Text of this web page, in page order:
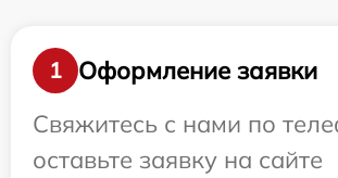
1
Оформление заявки
Свяжитесь с нами по
оставьте заявку на сайте